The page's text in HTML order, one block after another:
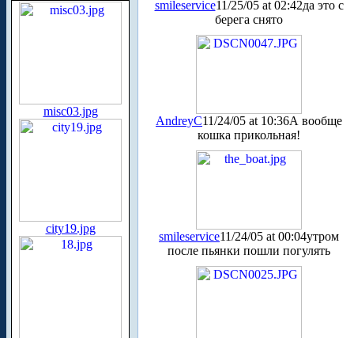
misc03.jpg
city19.jpg
smileservice11/25/05 at 02:42да это с
берега снято
AndreyC11/24/05 at 10:36А вообще
кошка прикольная!
smileservice11/24/05 at 00:04утром
после пьянки пошли погулять